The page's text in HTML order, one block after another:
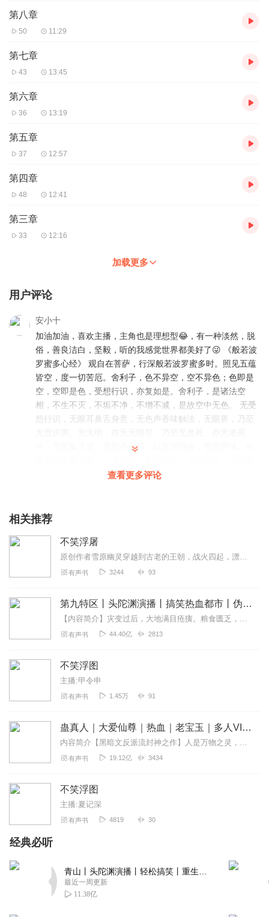
第八章
50 11:29
第七章
43 13:45
第六章
36 13:19
第五章
37 12:57
第四章
48 12:41
第三章
33 12:16
加载更多
用户评论
安小十
加油加油，喜欢主播，主角也是理想型😂，有一种淡然，脱
俗，善良洁白，坚毅，听的我感觉世界都美好了😜 《般若波
罗蜜多心经》 观自在菩萨，行深般若波罗蜜多时。照见五蕴
皆空，度一切苦厄。舍利子，色不异空，空不异色；色即是
空，空即是色，受想行识，亦复如是。舍利子，是诸法空
相，不生不灭，不垢不净，不增不减，是故空中无色。 无受
想行识，无眼耳鼻舌身意，无色声香味触法，无眼界，乃至
尽。无苦集灭道，无智亦无得，以无所得故，菩提萨埵。依
艾玉0423
蠻有特色的，主播也說的還不錯，沒有擾人的配樂，很讚
2020-11-10
故事好就是声音小了点
2022-05-12
超喜欢的小说啊！不笑浮图
2024-11-05
查看更多评论
相关推荐
不笑浮屠
原创作者雪原幽灵穿越到古老的王朝，战火四起，漂泊流零为求安身女扮男装成为诸侯王之辅臣。他有争夺天下的野心，她有就是安民的宏愿；
有声书 3244 93
第九特区丨头陀渊演播丨搞笑热血都市丨伪戒丨VIP免费多人有声剧
【内容简介】灾变过后，大地满目疮痍。粮食匮乏，资源紧俏，局势混乱……一位从待规划区杀出来的青年，背对着漫天黄沙，孤身来到九区谋生，却不曾想偶然结识三五好友，一念...
有声书 44.40亿 2813
不笑浮图
主播:甲令申
有声书 1.45万 91
蛊真人｜大爱仙尊｜热血｜老宝玉｜多人VIP免费有声剧
内容简介【黑暗文反派流封神之作】人是万物之灵，蛊是天地真精。一个穿越者不断重生的故事。一个养蛊、炼蛊、用蛊的奇特世界。配音组（男角色）老宝玉旁白...
有声书 19.12亿 3434
不笑浮图
主播:夏记深
有声书 4819 30
经典必听
最近一周更新
11.38亿